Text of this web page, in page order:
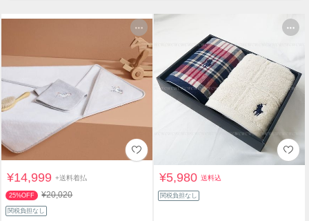
¥14,999+送料着払
25%OFF ¥20,020
関税負担なし
¥5,980送料込
関税負担なし